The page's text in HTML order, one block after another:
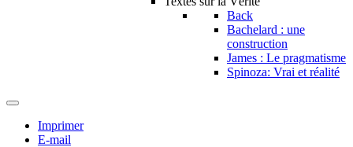
Back
Bachelard : une
construction
James : Le pragmatisme
Spinoza: Vrai et réalité
Imprimer
E-mail